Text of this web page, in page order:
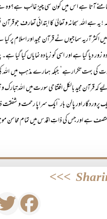
آتا ہے اس میں کون سی چیز غالب ہے؟وہ ہے اُس
یہ ہے اللہ سبحانہ و تعالیٰ کا ابتدائی تعارف
میں اکثر آریہ سماجیوں نے قرآن مجید اور اسلام
زور دیا گیا ہے اور اسی کو زیادہ نمایاں کیا
کی بہت تکرارہے‘ جبکہ ہمارے مذہب میں
قرآن مجید بالکل افتتاحی سورت میں اللہ تبارک و
پروردگار اور پالن ہار‘ ایک سراپا رحمت و
ہے اور جس کی ذاتِ اقدس میں تمام محاسن
>>>